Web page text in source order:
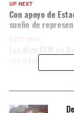
UP NEXT
Con apoyo de
sueño de
DON'T MISS
reportada